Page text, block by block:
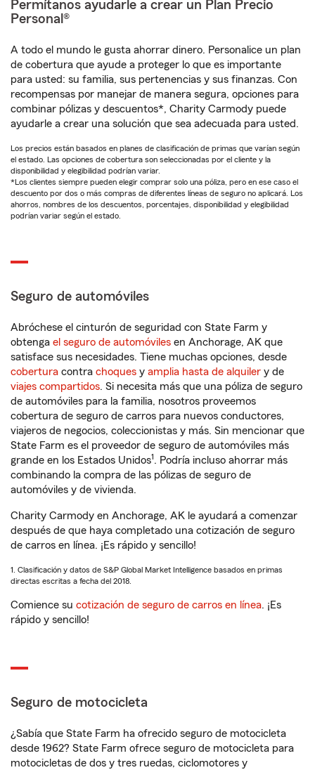
Permítanos ayudarle a crear un Plan Precio
Personal®
A todo el mundo le gusta ahorrar dinero. Personalice un plan
de cobertura que ayude a proteger lo que es importante
para usted: su familia, sus pertenencias y sus finanzas. Con
recompensas por manejar de manera segura, opciones para
combinar pólizas y descuentos*, Charity Carmody puede
ayudarle a crear una solución que sea adecuada para usted.
Los precios están basados en planes de clasificación de primas que varían según
el estado. Las opciones de cobertura son seleccionadas por el cliente y la
disponibilidad y elegibilidad podrían variar.
*Los clientes siempre pueden elegir comprar solo una póliza, pero en ese caso el
descuento por dos o más compras de diferentes líneas de seguro no aplicará. Los
ahorros, nombres de los descuentos, porcentajes, disponibilidad y elegibilidad
podrían variar según el estado.
Seguro de automóviles
Abróchese el cinturón de seguridad con State Farm y
obtenga el seguro de automóviles en Anchorage, AK que
satisface sus necesidades. Tiene muchas opciones, desde
cobertura contra choques y amplia hasta de alquiler y de
viajes compartidos. Si necesita más que una póliza de seguro
de automóviles para la familia, nosotros proveemos
cobertura de seguro de carros para nuevos conductores,
viajeros de negocios, coleccionistas y más. Sin mencionar que
State Farm es el proveedor de seguro de automóviles más
grande en los Estados Unidos1. Podría incluso ahorrar más
combinando la compra de las pólizas de seguro de
automóviles y de vivienda.
Charity Carmody en Anchorage, AK le ayudará a comenzar
después de que haya completado una cotización de seguro
de carros en línea. ¡Es rápido y sencillo!
1. Clasificación y datos de S&P Global Market Intelligence basados en primas
directas escritas a fecha del 2018.
Comience su cotización de seguro de carros en línea. ¡Es
rápido y sencillo!
Seguro de motocicleta
¿Sabía que State Farm ha ofrecido seguro de motocicleta
desde 1962? State Farm ofrece seguro de motocicleta para
motocicletas de dos y tres ruedas, ciclomotores y